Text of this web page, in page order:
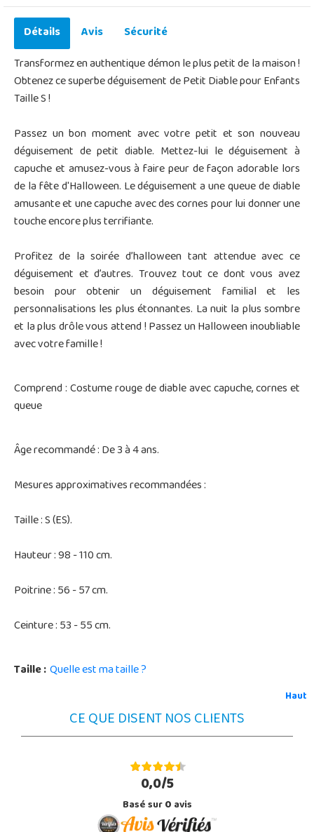
Détails Avis
Sécurité
Transformez en authentique démon le plus petit de la maison !
Obtenez ce superbe déguisement de Petit Diable pour Enfants
Taille S !
Passez un bon moment avec votre petit et son nouveau
déguisement de petit diable. Mettez-lui le déguisement à
capuche et amusez-vous à faire peur de façon adorable lors
de la fête d'Halloween. Le déguisement a une queue de diable
amusante et une capuche avec des cornes pour lui donner une
touche encore plus terrifiante.
Profitez de la soirée d’halloween tant attendue avec ce
déguisement et d’autres. Trouvez tout ce dont vous avez
besoin pour obtenir un déguisement familial et les
personnalisations les plus étonnantes. La nuit la plus sombre
et la plus drôle vous attend ! Passez un Halloween inoubliable
avec votre famille !
Comprend : Costume rouge de diable avec capuche, cornes et
queue
Âge recommandé : De 3 à 4 ans.
Mesures approximatives recommandées :
Taille : S (ES).
Hauteur : 98 - 110 cm.
Poitrine : 56 - 57 cm.
Ceinture : 53 - 55 cm.
Taille :Quelle est ma taille ?
Haut
CE QUE DISENT NOS CLIENTS
0,0/5
Basé sur0avis